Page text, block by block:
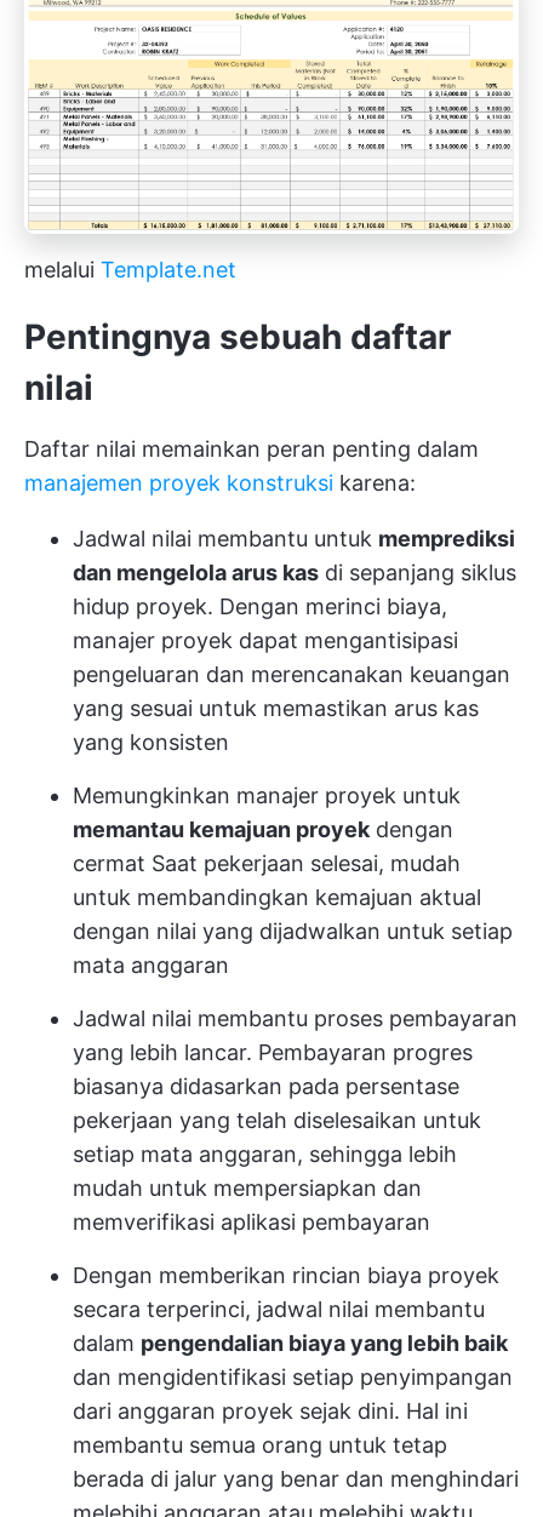
melalui Template.net
Pentingnya sebuah daftar
nilai
Daftar nilai memainkan peran penting dalam
manajemen proyek konstruksi karena:
Jadwal nilai membantu untuk memprediksi
dan mengelola arus kas di sepanjang siklus
hidup proyek. Dengan merinci biaya,
manajer proyek dapat mengantisipasi
pengeluaran dan merencanakan keuangan
yang sesuai untuk memastikan arus kas
yang konsisten
Memungkinkan manajer proyek untuk
memantau kemajuan proyek dengan
cermat Saat pekerjaan selesai, mudah
untuk membandingkan kemajuan aktual
dengan nilai yang dijadwalkan untuk setiap
mata anggaran
Jadwal nilai membantu proses pembayaran
yang lebih lancar. Pembayaran progres
biasanya didasarkan pada persentase
pekerjaan yang telah diselesaikan untuk
setiap mata anggaran, sehingga lebih
mudah untuk mempersiapkan dan
memverifikasi aplikasi pembayaran
Dengan memberikan rincian biaya proyek
secara terperinci, jadwal nilai membantu
dalam pengendalian biaya yang lebih baik
dan mengidentifikasi setiap penyimpangan
dari anggaran proyek sejak dini. Hal ini
membantu semua orang untuk tetap
berada di jalur yang benar dan menghindari